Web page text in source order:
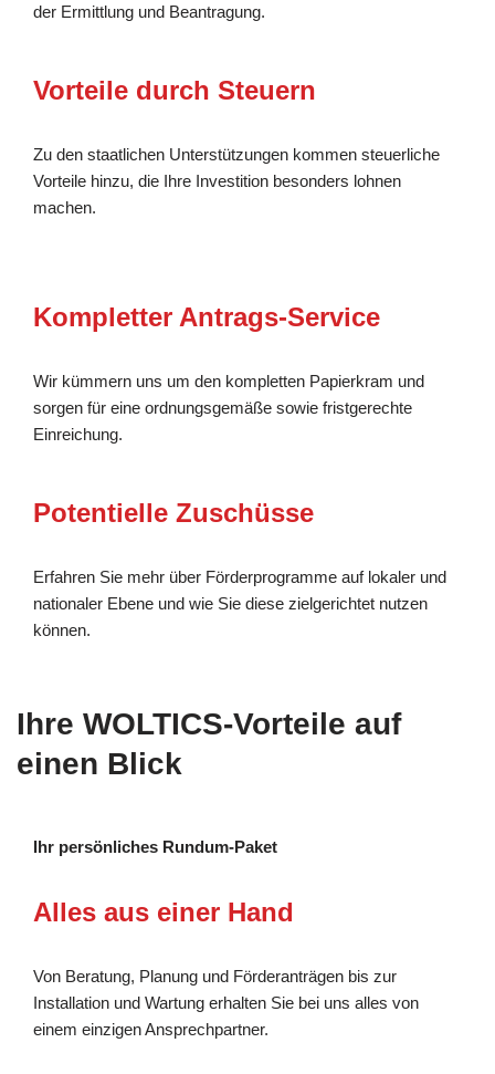
der Ermittlung und Beantragung.
Vorteile durch Steuern
Zu den staatlichen Unterstützungen kommen steuerliche
Vorteile hinzu, die Ihre Investition besonders lohnen
machen.
Kompletter Antrags-Service
Wir kümmern uns um den kompletten Papierkram und
sorgen für eine ordnungsgemäße sowie fristgerechte
Einreichung.
Potentielle Zuschüsse
Erfahren Sie mehr über Förderprogramme auf lokaler und
nationaler Ebene und wie Sie diese zielgerichtet nutzen
können.
Ihre WOLTICS-Vorteile auf
einen Blick
Ihr persönliches Rundum-Paket
Alles aus einer Hand
Von Beratung, Planung und Förderanträgen bis zur
Installation und Wartung erhalten Sie bei uns alles von
einem einzigen Ansprechpartner.